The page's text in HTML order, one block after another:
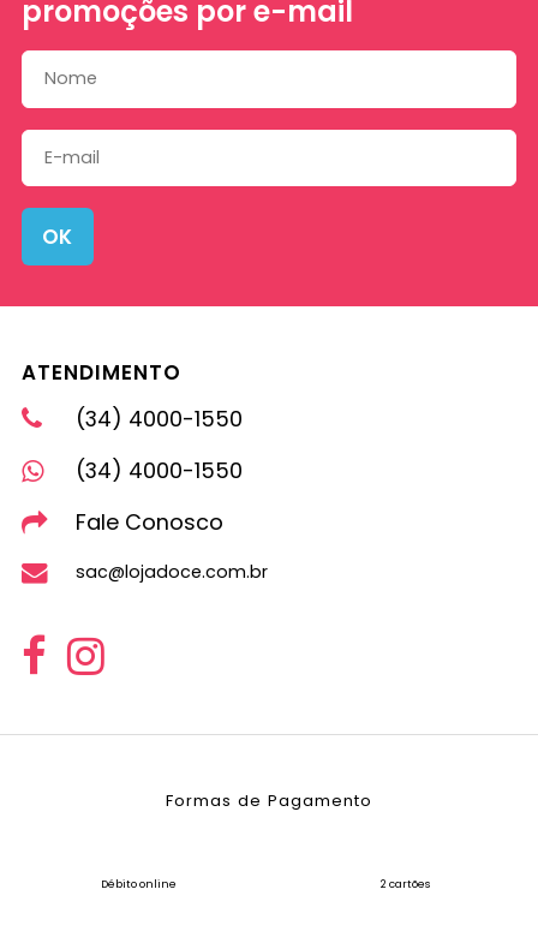
promoções por e-mail
OK
ATENDIMENTO
(34) 4000-1550
(34) 4000-1550
Fale Conosco
sac@lojadoce.com.br
Formas de Pagamento
Débito online 2 cartões